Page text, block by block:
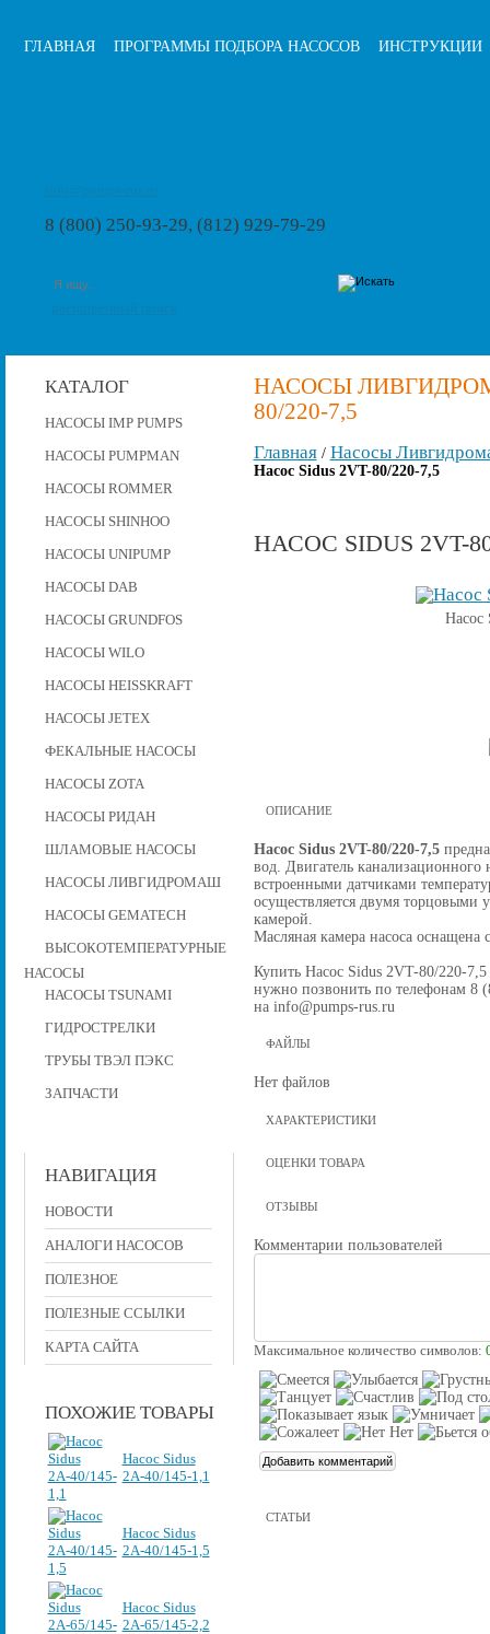
ГЛАВНАЯ ПРОГРАММЫ ПОДБОРА НАСОСОВ ИНСТРУКЦИИ
8 (800) 250-93-29, (812) 929-79-29
КАТАЛОГ
НАСОСЫ IMP PUMPS
НАСОСЫ PUMPMAN
НАСОСЫ ROMMER
НАСОСЫ SHINHOO
НАСОСЫ UNIPUMP
НАСОСЫ DAB
НАСОСЫ GRUNDFOS
НАСОСЫ WILO
НАСОСЫ HEISSKRAFT
НАСОСЫ JETEX
ФЕКАЛЬНЫЕ НАСОСЫ
НАСОСЫ ZOTA
НАСОСЫ РИДАН
ШЛАМОВЫЕ НАСОСЫ
НАСОСЫ ЛИВГИДРОМАШ
НАСОСЫ GEMATECH
ВЫСОКОТЕМПЕРАТУРНЫЕ
НАСОСЫ
НАСОСЫ TSUNAMI
ГИДРОСТРЕЛКИ
ТРУБЫ ТВЭЛ ПЭКС
ЗАПЧАСТИ
НАВИГАЦИЯ
НОВОСТИ
АНАЛОГИ НАСОСОВ
ПОЛЕЗНОЕ
ПОЛЕЗНЫЕ ССЫЛКИ
КАРТА САЙТА
ПОХОЖИЕ ТОВАРЫ
Насос Sidus
2А-40/145-1,1
Насос Sidus
2А-40/145-1,5
Насос Sidus
2А-65/145-2,2
НАСОСЫ
80/220-7,5
Главная/ Насосы
Насос Sidus 2VT-80/220-7,5
НАСОС SIDUS 2VT-
Насос
ОПИСАНИЕ
Насос Sidus 2VT-80/220-7,5
вод. Двигатель канализационного
встроенными датчиками
осуществляется двумя торцовыми
камерой.
Масляная камера насоса оснащена
Купить Насос Sidus 2VT-80/220-
нужно позвонить по телефонам 8
на info@pumps-rus.ru
ФАЙЛЫ
Нет файлов
ХАРАКТЕРИСТИКИ
ОЦЕНКИ ТОВАРА
ОТЗЫВЫ
Комментарии пользователей
Максимальное количество символов:
СТАТЬИ